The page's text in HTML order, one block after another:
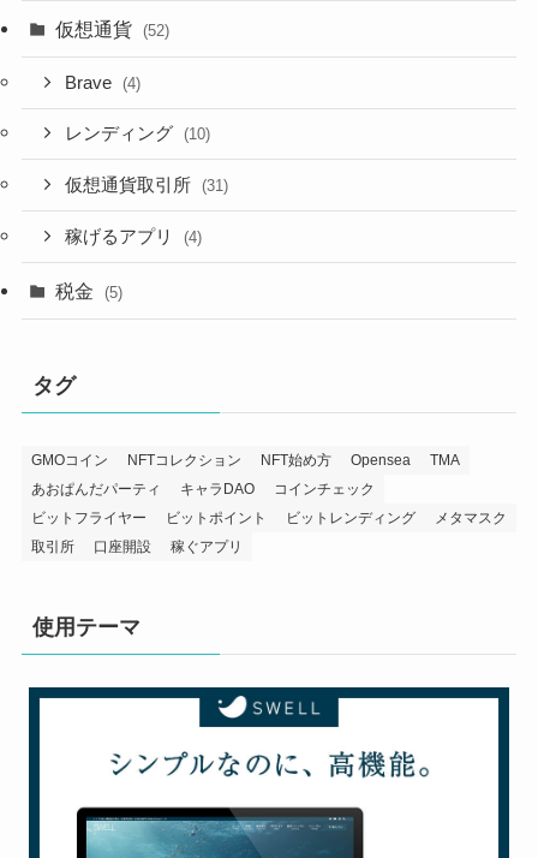
仮想通貨 (52)
Brave (4)
レンディング (10)
仮想通貨取引所 (31)
稼げるアプリ (4)
税金 (5)
タグ
GMOコイン NFTコレクション NFT始め方 Opensea
TMA
あおぱんだパーティ
キャラDAO
コインチェック
ビットフライヤー
ビットポイント ビットレンディング
メタマスク
取引所
口座開設 稼ぐアプリ
使用テーマ